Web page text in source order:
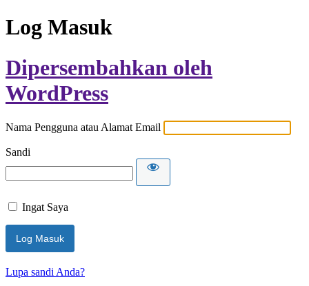
Log Masuk
Dipersembahkan oleh
WordPress
Nama Pengguna atau Alamat Email
Sandi
Ingat Saya
Lupa sandi Anda?